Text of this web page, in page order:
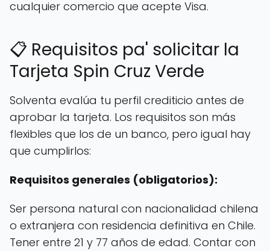
cualquier comercio que acepte Visa.
📋 Requisitos pa' solicitar la
Tarjeta Spin Cruz Verde
Solventa evalúa tu perfil crediticio antes de
aprobar la tarjeta. Los requisitos son más
flexibles que los de un banco, pero igual hay
que cumplirlos:
Requisitos generales (obligatorios):
Ser persona natural con nacionalidad chilena
o extranjera con residencia definitiva en Chile.
Tener entre 21 y 77 años de edad. Contar con